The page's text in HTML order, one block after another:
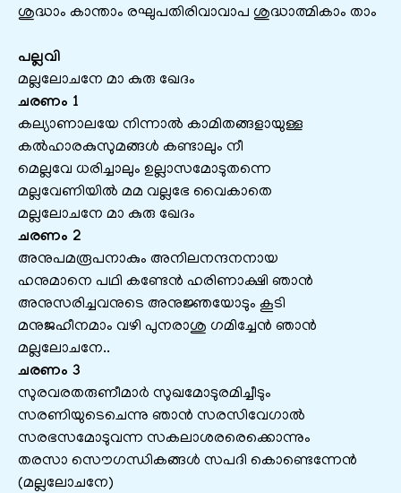
ശുദ്ധാം കാന്താം രഘുപതിരിവാവാപ ശുദ്ധാത്മികാം താം
പല്ലവി
മല്ലലോചനേ മാ കുരു ഖേദം
ചരണം 1
കല്യാണാലയേ നിന്നാല്‍ കാമിതങ്ങളായുള്ള
കല്‍ഹാരകുസുമങ്ങള്‍ കണ്ടാലും നീ
മെല്ലവേ ധരിച്ചാലും ഉല്ലാസമോടുതന്നെ
മല്ലവേണിയില്‍ മമ വല്ലഭേ വൈകാതെ
മല്ലലോചനേ മാ കുരു ഖേദം
ചരണം 2
അനുപമരൂപനാകും അനിലനന്ദനനായ
ഹനുമാനെ പഥി കണ്ടേന്‍ ഹരിണാക്ഷി ഞാന്‍
അനുസരിച്ചവനുടെ അനുജ്ഞയോടും കൂടി
മനുജഹീനമാം വഴി പുനരാശു ഗമിച്ചേന്‍ ഞാന്‍
മല്ലലോചനേ..
ചരണം 3
സുരവരതരുണീമാര്‍ സുഖമോടുരമിച്ചീടും
സരണിയുടെചെന്നു ഞാന്‍ സരസിവേഗാല്‍
സരഭസമോടുവന്ന സകലാശരരെക്കൊന്നും
തരസാ സൌഗന്ധികങ്ങള്‍ സപദി കൊണ്ടെന്നേന്‍
(മല്ലലോചനേ)